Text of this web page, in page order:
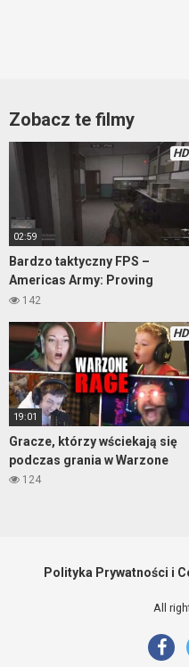
Zobacz te filmy
HD
02:59
Bardzo taktyczny FPS –
Americas Army: Proving
Grounds
142
HD
19:01
Gracze, którzy wściekają się
podczas grania w Warzone
124
Polityka Prywatności i
All